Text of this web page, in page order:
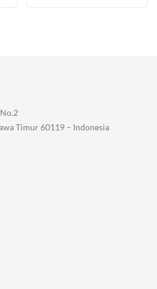
adalah:ini
Timur 60119 – Indonesia